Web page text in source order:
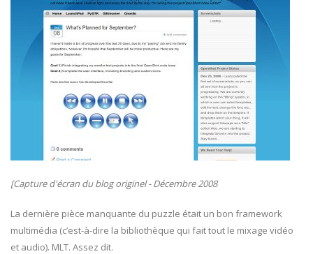
[Capture d'écran du blog originel - Décembre 2008
La dernière pièce manquante du puzzle était un bon framework
multimédia (c’est-à-dire la bibliothèque qui fait tout le mixage vidéo
et audio). MLT. Assez dit.